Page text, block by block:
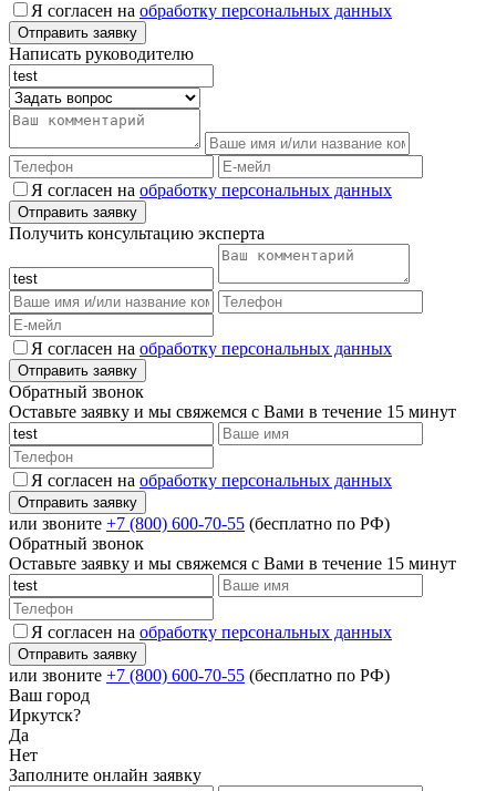
Я согласен на обработку персональных данных
Написать руководителю
Я согласен на обработку персональных данных
Получить консультацию эксперта
Я согласен на обработку персональных данных
Обратный звонок
Оставьте заявку и мы свяжемся с Вами в течение 15 минут
Я согласен на обработку персональных данных
или звоните +7 (800) 600-70-55 (бесплатно по РФ)
Обратный звонок
Оставьте заявку и мы свяжемся с Вами в течение 15 минут
Я согласен на обработку персональных данных
или звоните +7 (800) 600-70-55 (бесплатно по РФ)
Ваш город
Иркутск?
Да
Нет
Заполните онлайн заявку